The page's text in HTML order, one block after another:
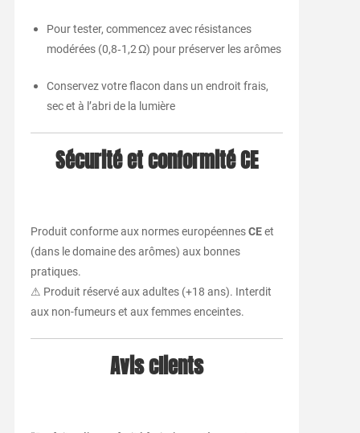
Pour tester, commencez avec résistances
modérées (0,8‑1,2 Ω) pour préserver les arômes
Conservez votre flacon dans un endroit frais,
sec et à l’abri de la lumière
Sécurité et conformité CE
Produit conforme aux normes européennesCEet
(dans le domaine des arômes) aux bonnes
pratiques.
⚠ Produit réservé aux adultes (+18 ans). Interdit
aux non-fumeurs et aux femmes enceintes.
Avis clients